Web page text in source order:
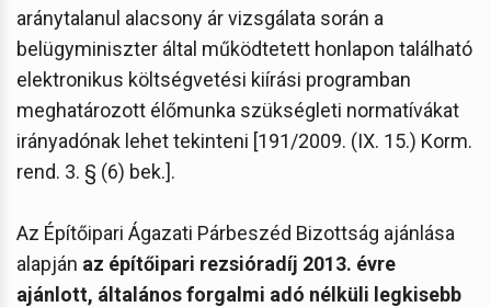
aránytalanul alacsony ár vizsgálata során a
belügyminiszter által működtetett honlapon található
elektronikus költségvetési kiírási programban
meghatározott élőmunka szükségleti normatívákat
irányadónak lehet tekinteni [191/2009. (IX. 15.) Korm.
rend. 3. § (6) bek.].
Az Építőipari Ágazati Párbeszéd Bizottság ajánlása
alapján az építőipari rezsióradíj 2013. évre
ajánlott, általános forgalmi adó nélküli legkisebb